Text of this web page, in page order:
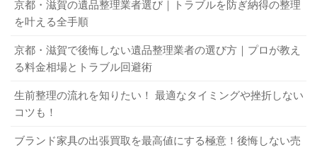
京都・滋賀の遺品整理業者選び｜トラブルを防ぎ納得の整理
を叶える全手順
京都・滋賀で後悔しない遺品整理業者の選び方｜プロが教え
る料金相場とトラブル回避術
生前整理の流れを知りたい！ 最適なタイミングや挫折しない
コツも！
ブランド家具の出張買取を最高値にする極意！後悔しない売